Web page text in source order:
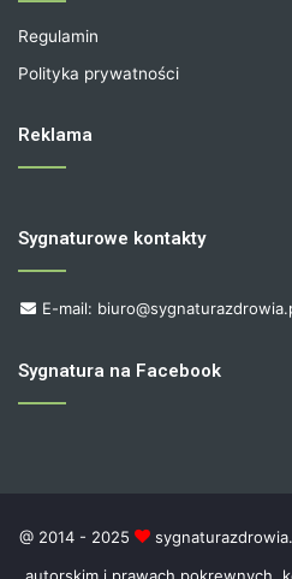
Regulamin
Polityka prywatności
Reklama
Sygnaturowe kontakty
E-mail:
Sygnatura na Facebook
@ 2014 - 2025